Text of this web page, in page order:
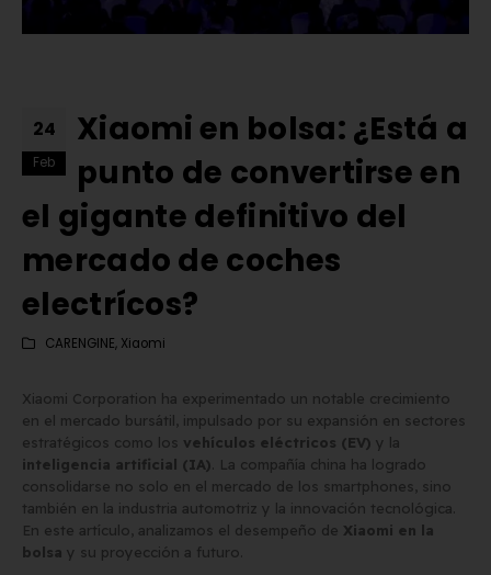
24
Feb
Xiaomi en bolsa: ¿Está a
punto de convertirse en
el gigante definitivo del
mercado de coches
electrícos?
CARENGINE, Xiaomi
Xiaomi Corporation ha experimentado un notable crecimiento
en el mercado bursátil, impulsado por su expansión en sectores
estratégicos como los vehículos eléctricos (EV) y la
inteligencia artificial (IA) . La compañía china ha logrado
consolidarse no solo en el mercado de los smartphones, sino
también en la industria automotriz y la innovación tecnológica.
En este artículo, analizamos el desempeño de Xiaomi en la
bolsa y su proyección a futuro.
Matrícula Acrílica para
Ciclomotor y Patinete:
Normativa DGT 2026
mayo de 2026
Comprar matrículas a
proveedores vs. Instalar
propio equipo de